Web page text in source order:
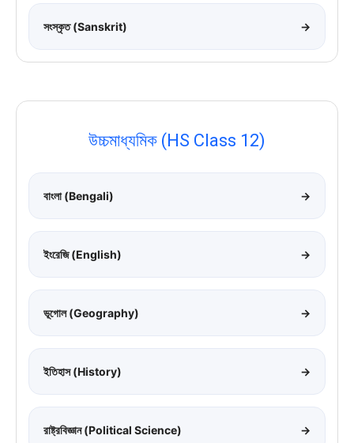
সংস্কৃত (Sanskrit) →
উচ্চমাধ্যমিক (HS Class 12)
বাংলা (Bengali) →
ইংরেজি (English) →
ভূগোল (Geography) →
ইতিহাস (History) →
রাষ্ট্রবিজ্ঞান (Political Science) →